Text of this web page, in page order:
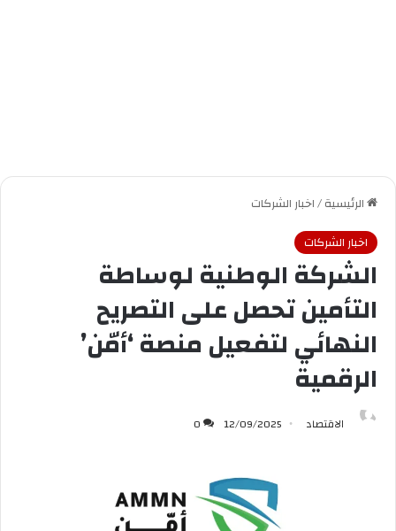
الرئيسية/اخبار الشركات
اخبار الشركات
الشركة الوطنية لوساطة
التأمين تحصل على التصريح
النهائي لتفعيل منصة ‘أمّن’
الرقمية
الاقتصاد 12/09/2025
0